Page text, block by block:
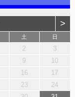
>
土 日
2
3
9
10
16
17
23
24